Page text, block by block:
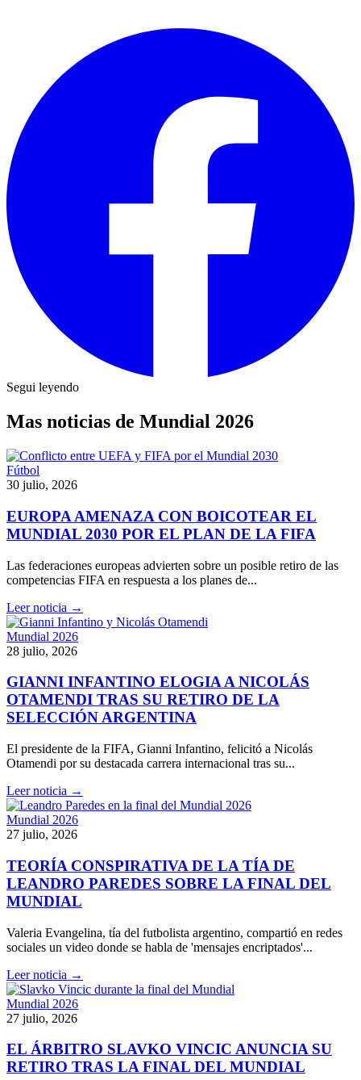
Segui leyendo
Mas noticias de Mundial 2026
Fútbol
30 julio, 2026
EUROPA AMENAZA CON BOICOTEAR EL
MUNDIAL 2030 POR EL PLAN DE LA FIFA
Las federaciones europeas advierten sobre un posible retiro de las
competencias FIFA en respuesta a los planes de...
Leer noticia →
Mundial 2026
28 julio, 2026
GIANNI INFANTINO ELOGIA A NICOLÁS
OTAMENDI TRAS SU RETIRO DE LA
SELECCIÓN ARGENTINA
El presidente de la FIFA, Gianni Infantino, felicitó a Nicolás
Otamendi por su destacada carrera internacional tras su...
Leer noticia →
Mundial 2026
27 julio, 2026
TEORÍA CONSPIRATIVA DE LA TÍA DE
LEANDRO PAREDES SOBRE LA FINAL DEL
MUNDIAL
Valeria Evangelina, tía del futbolista argentino, compartió en redes
sociales un video donde se habla de 'mensajes encriptados'...
Leer noticia →
Mundial 2026
27 julio, 2026
EL ÁRBITRO SLAVKO VINCIC ANUNCIA SU
RETIRO TRAS LA FINAL DEL MUNDIAL